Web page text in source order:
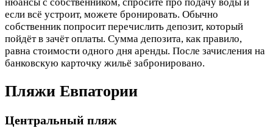
если всё устроит, можете бронировать. Обычно
собственник попросит перечислить депозит, который
пойдёт в зачёт оплаты. Сумма депозита, как правило,
равна стоимости одного дня аренды. После зачисления на
банковскую карточку жильё забронировано.
Пляжи Евпатории
Центральный пляж